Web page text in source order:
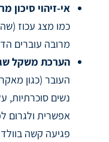
אי-זיהוי סיכון
כמו מצג עכוז
מרובה עוברים
הערכת משקל
העובר (כגון
נשים סוכרתיות,
פגיעה קשה בוולד